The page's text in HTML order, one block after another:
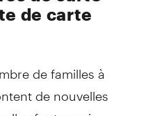
de carte
de familles à
de nouvelles